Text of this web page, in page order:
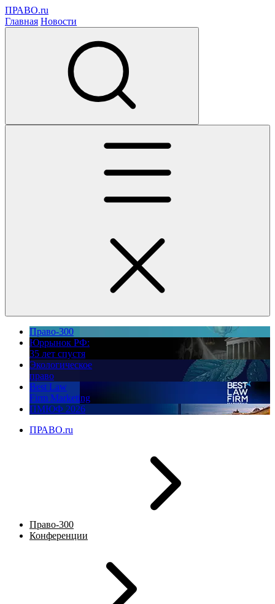
ПРАВО.ru
Главная Новости
Право-300
Юррынок РФ:
35 лет спустя
Экологическое
право
Best Law
Firm Marketing
ПМЮФ 2026
ПРАВО.ru
Право-300
Конференции